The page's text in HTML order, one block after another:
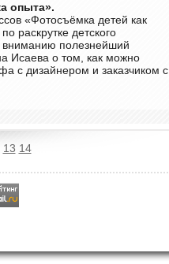
опыта».
«Фотосъёмка детей как
раскрутке детского
вниманию полезнейший
Исаева о том, как можно
с дизайнером и заказчиком с
13 14